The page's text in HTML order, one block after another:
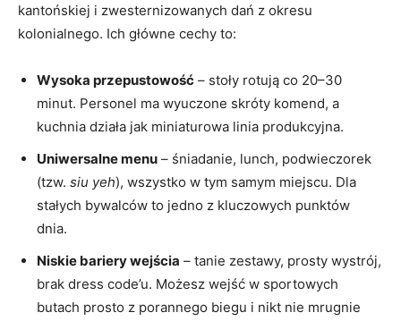
kantońskiej i zwesternizowanych dań z okresu
kolonialnego. Ich główne cechy to:
Wysoka przepustowość – stoły rotują co 20–30
minut. Personel ma wyuczone skróty komend, a
kuchnia działa jak miniaturowa linia produkcyjna.
Uniwersalne menu – śniadanie, lunch, podwieczorek
(tzw. siu yeh), wszystko w tym samym miejscu. Dla
stałych bywalców to jedno z kluczowych punktów
dnia.
Niskie bariery wejścia – tanie zestawy, prosty wystrój,
brak dress code’u. Możesz wejść w sportowych
butach prosto z porannego biegu i nikt nie mrugnie